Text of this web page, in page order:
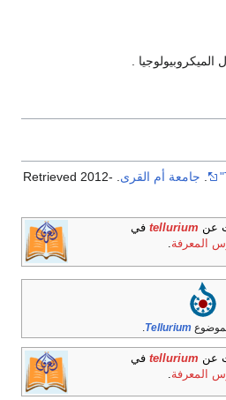
.
جامعة أم القرى
2012-
عن tellurium في
المعرفة.
بموضوعTellurium
.
عن tellurium في
المعرفة.